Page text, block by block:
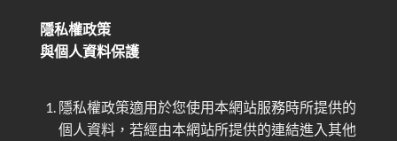
隱私權政策
與個人資料保護
隱私權政策適用於您使用本網站服務時所提供的
個人資料，若經由本網站所提供的連結進入其他